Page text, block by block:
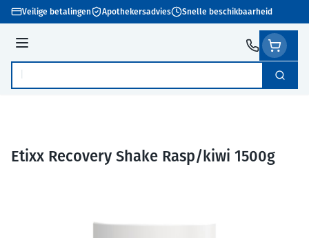
Ga naar de inhoud
Veilige betalingen Apothekersadvies Snelle beschikbaarheid
Menu
Product, merk, categorie... Zoek
Etixx Recovery Shake Rasp/kiwi 1500g